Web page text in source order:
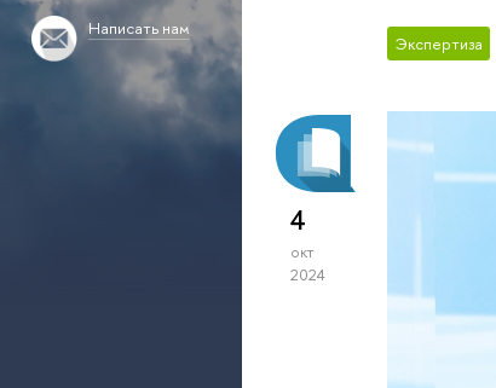
Написать нам
Экспертиза
4
окт
2024